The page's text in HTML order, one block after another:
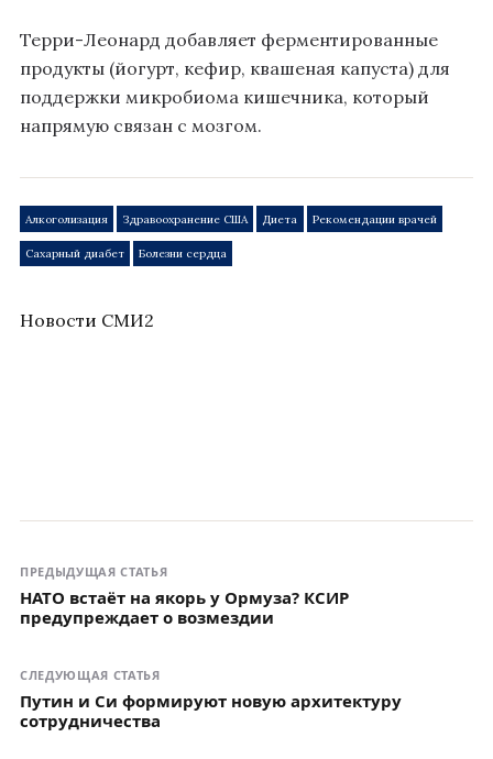
Терри-Леонард добавляет ферментированные
продукты (йогурт, кефир, квашеная капуста) для
поддержки микробиома кишечника, который
напрямую связан с мозгом.
Алкоголизация Здравоохранение США Диета Рекомендации врачей
Сахарный диабет Болезни сердца
Новости СМИ2
ПРЕДЫДУЩАЯ СТАТЬЯ
НАТО встаёт на якорь у Ормуза? КСИР
предупреждает о возмездии
СЛЕДУЮЩАЯ СТАТЬЯ
Путин и Си формируют новую архитектуру
сотрудничества